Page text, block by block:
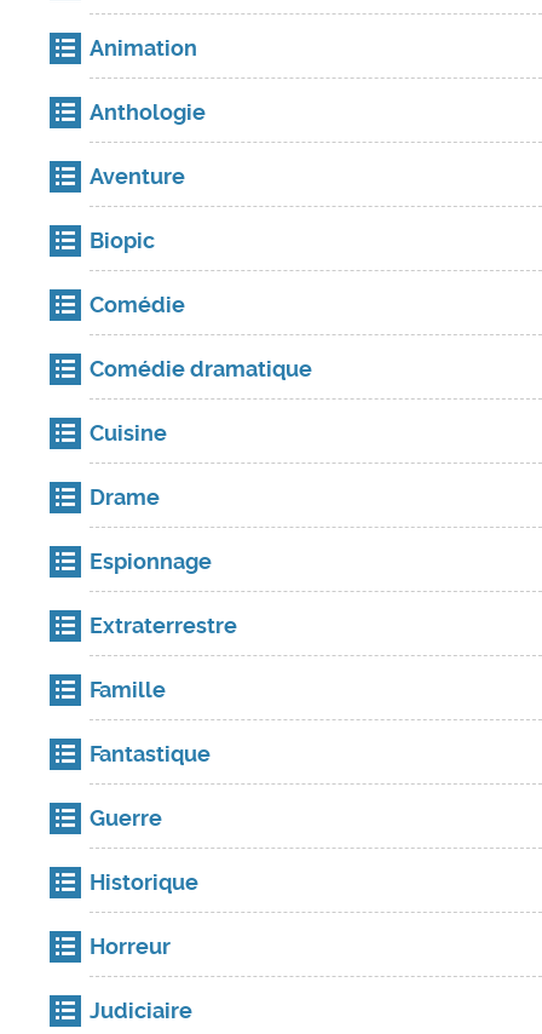
Animation
Anthologie
Aventure
Biopic
Comédie
Comédie dramatique
Cuisine
Drame
Espionnage
Extraterrestre
Famille
Fantastique
Guerre
Historique
Horreur
Judiciaire